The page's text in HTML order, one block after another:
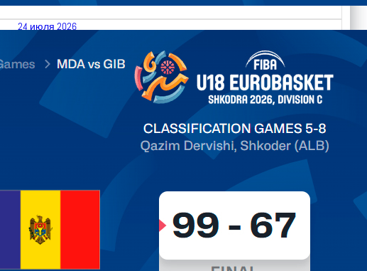
24 июля 2026
25.07.2026 Moldova vs Gibraltar FIBA U18 EuroBasket 2026,
Division C
КалендарьТаблица Выберите Обзор Статистика Матч сыгран 0
Читать далее